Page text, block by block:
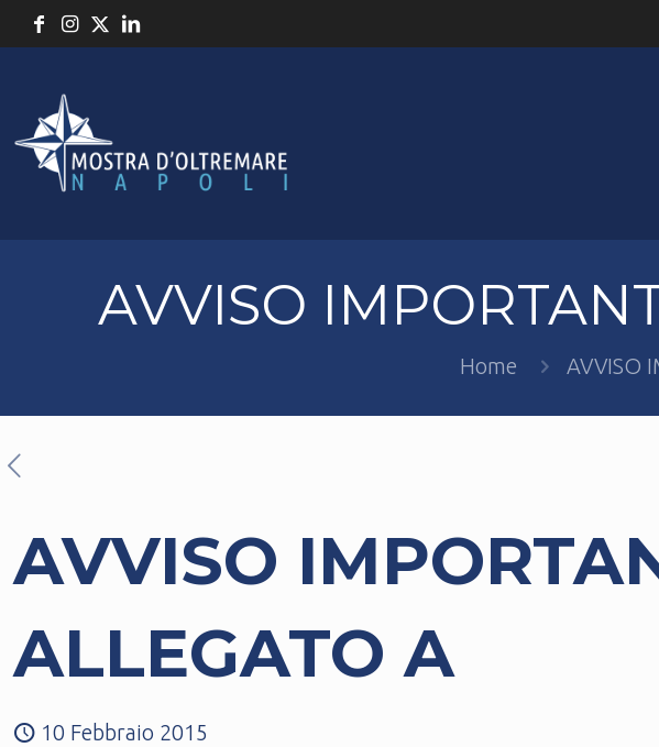
AVVISO
Home AVVISO
AVVISO
ALLEGATO A
10 Febbraio 2015